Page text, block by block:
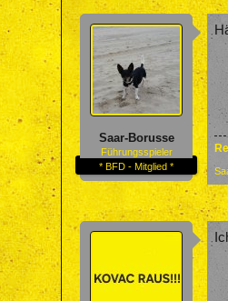
Saar-Borusse
Führungsspieler
* BFD - Mitglied *